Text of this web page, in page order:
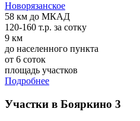
Новорязанское
58 км до МКАД
120-160 т.р. за сотку
9 км
до населенного пункта
от 6 соток
площадь участков
Подробнее
Участки в Бояркино 3